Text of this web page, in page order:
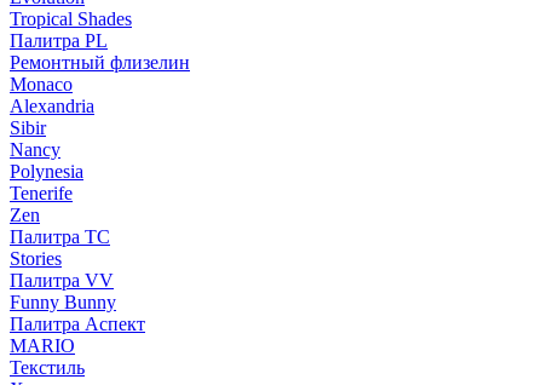
Tropical Shades
Палитра PL
Ремонтный флизелин
Monaco
Alexandria
Sibir
Nancy
Polynesia
Tenerife
Zen
Палитра TC
Stories
Палитра VV
Funny Bunny
Палитра Аспект
MARIO
Текстиль